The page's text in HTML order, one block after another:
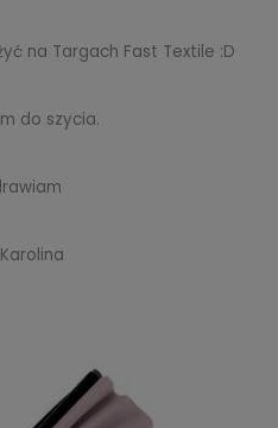
na Targach Fast Textile :D
do szycia.